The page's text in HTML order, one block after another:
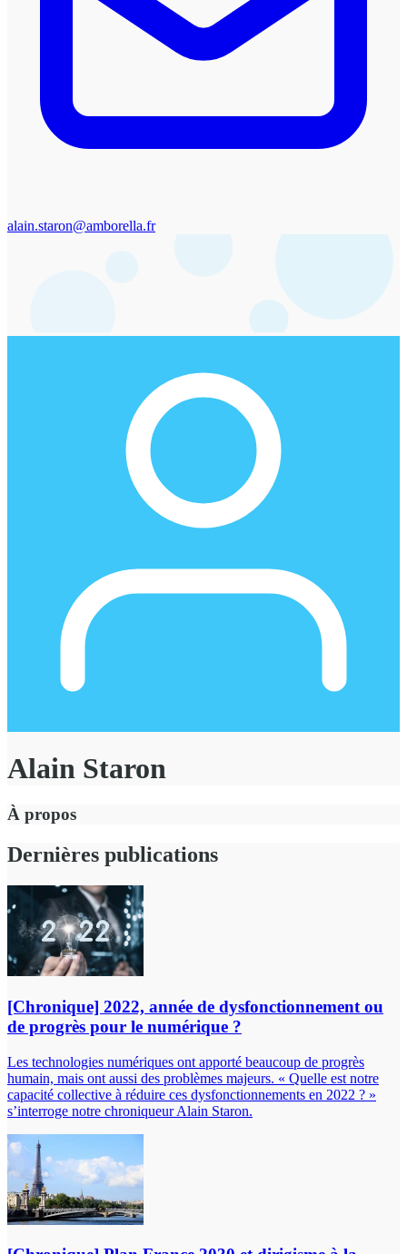
alain.staron@amborella.fr
Alain Staron
À propos
Dernières publications
[Chronique] 2022, année de dysfonctionnement ou
de progrès pour le numérique ?
Les technologies numériques ont apporté beaucoup de progrès
humain, mais ont aussi des problèmes majeurs. « Quelle est notre
capacité collective à réduire ces dysfonctionnements en 2022 ? »
s’interroge notre chroniqueur Alain Staron.